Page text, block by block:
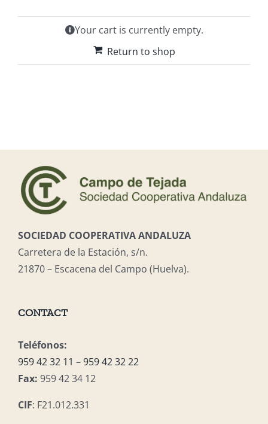
Access private
Your cart is currently empty.
Return to shop
SOCIEDAD COOPERATIVA ANDALUZA
Carretera de la Estación, s/n.
21870 – Escacena del Campo (Huelva).
CONTACT
Teléfonos:
959 42 32 11 –959 42 32 22
Fax: 959 42 34 12
CIF: F21.012.331